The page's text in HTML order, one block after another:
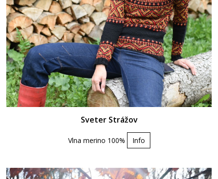
Sveter Strážov
Vlna merino 100% Info